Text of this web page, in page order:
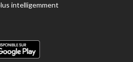
intelligemment